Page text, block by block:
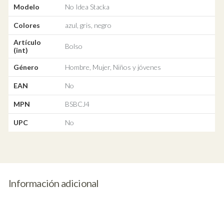
Modelo No Idea Stacka
Colores
azul, gris, negro
Artículo
(int)
Bolso
Género Hombre, Mujer, Niños y jóvenes
EAN No
MPN BSBCJ4
UPC No
Información adicional